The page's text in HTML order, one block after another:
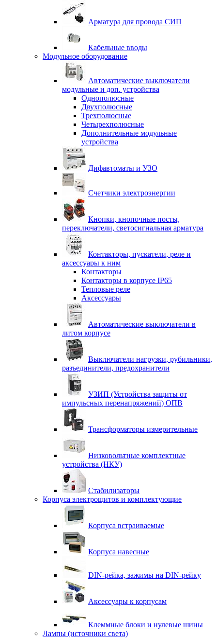
Арматура для провода СИП
Кабельные вводы
Модульное оборудование
Автоматические выключатели
модульные и доп. устройства
Однополюсные
Двухполюсные
Трехполюсные
Четырехполюсные
Дополнительные модульные
устройства
Дифавтоматы и УЗО
Счетчики электроэнергии
Кнопки, кнопочные посты,
переключатели, светосигнальная арматура
Контакторы, пускатели, реле и
аксессуары к ним
Контакторы
Контакторы в корпусе IP65
Тепловые реле
Аксессуары
Автоматические выключатели в
литом корпусе
Выключатели нагрузки, рубильники,
разъединители, предохранители
УЗИП (Устройства защиты от
импульсных перенапряжений) ОПВ
Трансформаторы измерительные
Низковольтные комплектные
устройства (НКУ)
Стабилизаторы
Корпуса электрощитов и комплектующие
Корпуса встраиваемые
Корпуса навесные
DIN-рейка, зажимы на DIN-рейку
Аксессуары к корпусам
Клеммные блоки и нулевые шины
Лампы (источники света)